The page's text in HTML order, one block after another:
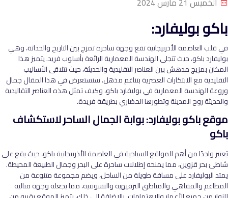
باكو بوليفارد:
في قلب العاصمة الأذربيجانية تقع وجهة ساحرة تمزج بين التاريخ والحداثة، وهي
بوليفارد باكو، حيث تتجلى الهندسة المعمارية الرائعة بأسلوب فريد. يتميز هذا
المكان بمزيج مدهش بين العناصر التقليدية والحديثة، حيث تتلاقى الأساليب
التقليدية مع الابتكارات العصرية بتناغم مذهل. سنستعرض في هذا المقال جمال
وروعة الهندسة المعمارية في بوليفارد باكو، وكيف تمثل هذه العناصر التقاليدية
والحديثة روح المدينة وتطورها الحضاري بطريقة فريدة.
موقع باكو بوليفارد: بوابة الجمال الساحر لاستكشاف
باكو
يُعتبر واحدًا من أهم المواقع السياحية في العاصمة الأذربيجانية باكو، حيث يقع على
شاطئ بحر قزوين، مما يمنحه إطلالات ساحرة على البحر وجمال الطبيعة المحيطة.
يمتد البوليفارد على مسافة طويلة من الساحل، ويضم مجموعة متنوعة من
المطاعم والمقاهي والمناطق الترفيهية والتسوقية، مما يجعله وجهة مثالية